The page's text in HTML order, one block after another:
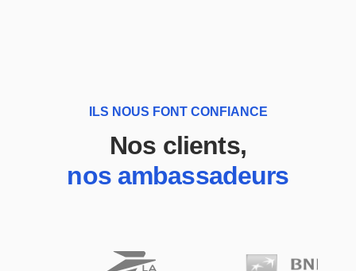
ILS NOUS FONT CONFIANCE
Nos clients,
nos ambassadeurs